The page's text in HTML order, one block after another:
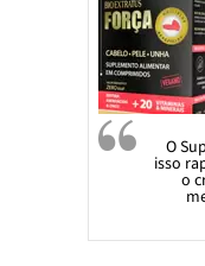
O
isso
o